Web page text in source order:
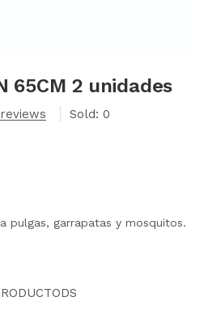
65CM 2 unidades
Sold: 0
pulgas, garrapatas y mosquitos.